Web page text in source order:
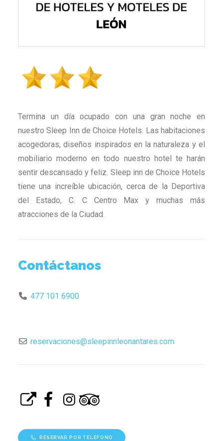
Termina un día ocupado con una gran noche en
nuestro Sleep Inn de Choice Hotels. Las habitaciones
acogedoras, diseños inspirados en la naturaleza y el
mobiliario moderno en todo nuestro hotel te harán
sentir descansado y feliz. Sleep inn de Choice Hotels
tiene una increíble ubicación, cerca de la Deportiva
del Estado, C. C Centro Max y muchas más
atracciones de la Ciudad.
Contáctanos
477 101 6900
reservaciones@sleepinnleonantares.com
RESERVAR POR TELÉFONO